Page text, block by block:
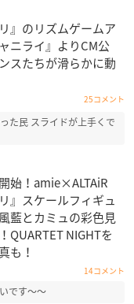
』のリズムゲームア
ニライ』よりCM公
スたちが滑らかに動
25コメント
た民 スライドが上手くで
始！amie×ALTAiR
』スケールフィギュ
藍とカミュの彩色見
QUARTET NIGHT​を
も！
14コメント
です〜〜